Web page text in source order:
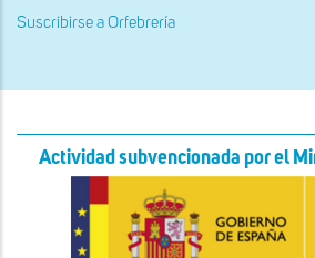
Suscribirse a Orfebrería
Actividad subvencionada por el